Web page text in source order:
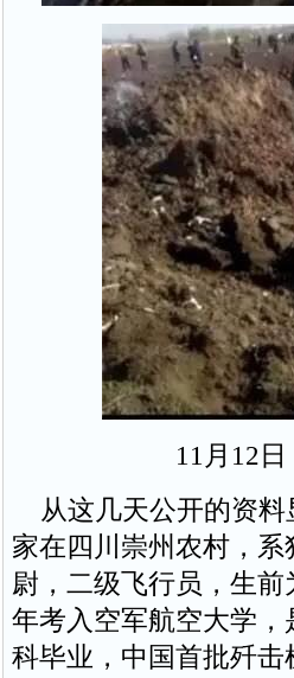
11月12
从这几天公开的资料
家在四川崇州农村，
尉，二级飞行员，生
年考入空军航空大学
科毕业，中国首批歼